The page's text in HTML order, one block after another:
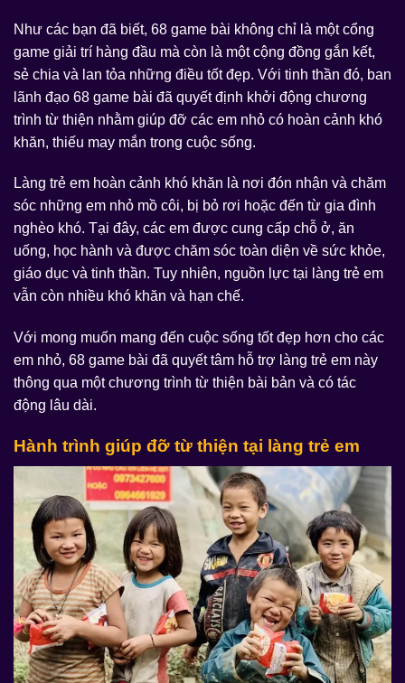
Như các bạn đã biết, 68 game bài không chỉ là một cổng
game giải trí hàng đầu mà còn là một cộng đồng gắn kết,
sẻ chia và lan tỏa những điều tốt đẹp. Với tinh thần đó, ban
lãnh đạo 68 game bài đã quyết định khởi động chương
trình từ thiện nhằm giúp đỡ các em nhỏ có hoàn cảnh khó
khăn, thiếu may mắn trong cuộc sống.
Làng trẻ em hoàn cảnh khó khăn là nơi đón nhận và chăm
sóc những em nhỏ mồ côi, bị bỏ rơi hoặc đến từ gia đình
nghèo khó. Tại đây, các em được cung cấp chỗ ở, ăn
uống, học hành và được chăm sóc toàn diện về sức khỏe,
giáo dục và tinh thần. Tuy nhiên, nguồn lực tại làng trẻ em
vẫn còn nhiều khó khăn và hạn chế.
Với mong muốn mang đến cuộc sống tốt đẹp hơn cho các
em nhỏ, 68 game bài đã quyết tâm hỗ trợ làng trẻ em này
thông qua một chương trình từ thiện bài bản và có tác
động lâu dài.
Hành trình giúp đỡ từ thiện tại làng trẻ em